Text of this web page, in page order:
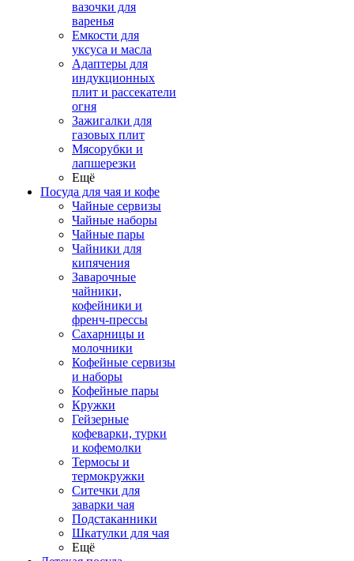
вазочки для
варенья
Емкости для
уксуса и масла
Адаптеры для
индукционных
плит и рассекатели
огня
Зажигалки для
газовых плит
Мясорубки и
лапшерезки
Ещё
Посуда для чая и кофе
Чайные сервизы
Чайные наборы
Чайные пары
Чайники для
кипячения
Заварочные
чайники,
кофейники и
френч-прессы
Сахарницы и
молочники
Кофейные сервизы
и наборы
Кофейные пары
Кружки
Гейзерные
кофеварки, турки
и кофемолки
Термосы и
термокружки
Ситечки для
заварки чая
Подстаканники
Шкатулки для чая
Ещё